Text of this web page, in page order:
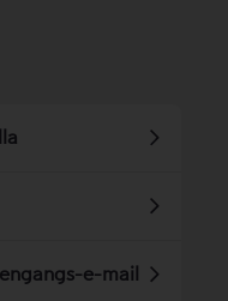
e-mail